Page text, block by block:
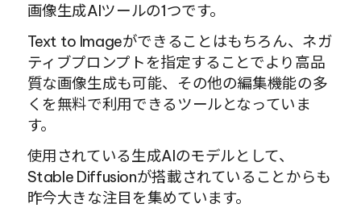
画像生成AIツールの1つです。
Text to Imageができることはもちろん、ネガ
ティブプロンプトを指定することでより高品
質な画像生成も可能、その他の編集機能の多
くを無料で利用できるツールとなっていま
す。
使用されている生成AIのモデルとして、
Stable Diffusionが搭載されていることからも
昨今大きな注目を集めています。